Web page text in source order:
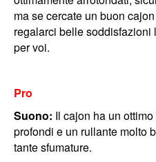
ma se cercate un buon
regalarci belle
per voi.
Pro
Suono: Il cajon ha un
profondi e un rullante molto
tante sfumature.